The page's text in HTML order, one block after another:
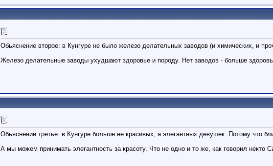
Обьяснение второе: в Кунгуре не было железо делательных заводов (и химических, и
Железо делательные заводы ухудшают здоровье и породу. Нет заводов - больше
Обьяснение третье: в Кунгуре больше не красивых, а элегантных девушек. Потому что
А мы можем принимать элегантность за красоту. Что не одно и то же, как говорил некто